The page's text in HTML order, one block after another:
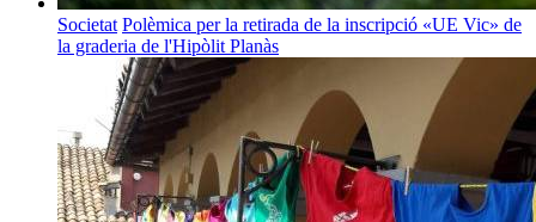
Societat Polèmica per la retirada de la inscripció «UE Vic» de
la graderia de l'Hipòlit Planàs